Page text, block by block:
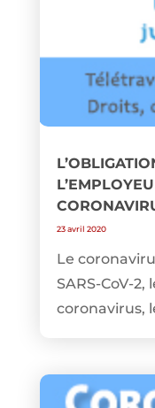
23 avril 2020
Le
SARS-CoV-2,
coronavirus,